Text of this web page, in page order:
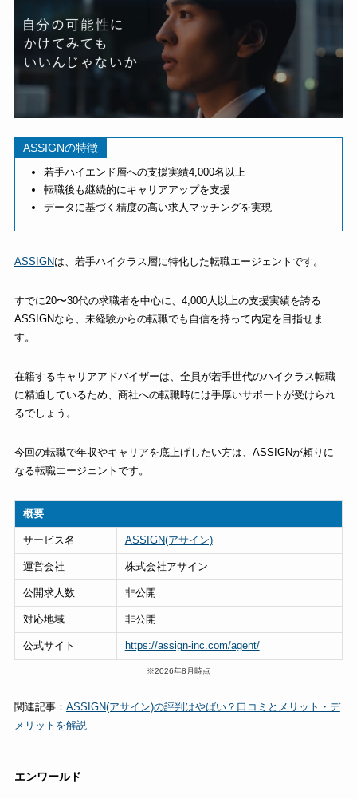
ASSIGNの特徴
若手ハイエンド層への支援実績4,000名以上
転職後も継続的にキャリアアップを支援
データに基づく精度の高い求人マッチングを実現
ASSIGNは、若手ハイクラス層に特化した転職エージェントです。
すでに20〜30代の求職者を中心に、4,000人以上の支援実績を誇る
ASSIGNなら、未経験からの転職でも自信を持って内定を目指せま
す。
在籍するキャリアアドバイザーは、全員が若手世代のハイクラス転職
に精通しているため、商社への転職時には手厚いサポートが受けられ
るでしょう。
今回の転職で年収やキャリアを底上げしたい方は、ASSIGNが頼りに
なる転職エージェントです。
概要
サービス名 ASSIGN(アサイン)
運営会社 株式会社アサイン
公開求人数 非公開
対応地域 非公開
公式サイト https://assign-inc.com/agent/
※2026年8月時点
関連記事： ASSIGN(アサイン)の評判はやばい？口コミとメリット・デ
メリットを解説
エンワールド